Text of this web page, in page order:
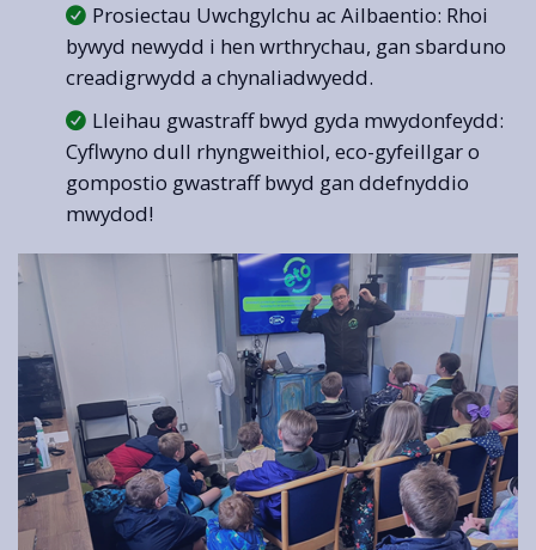
Prosiectau Uwchgylchu ac Ailbaentio: Rhoi
bywyd newydd i hen wrthrychau, gan sbarduno
creadigrwydd a chynaliadwyedd.
Lleihau gwastraff bwyd gyda mwydonfeydd:
Cyflwyno dull rhyngweithiol, eco-gyfeillgar o
gompostio gwastraff bwyd gan ddefnyddio
mwydod!